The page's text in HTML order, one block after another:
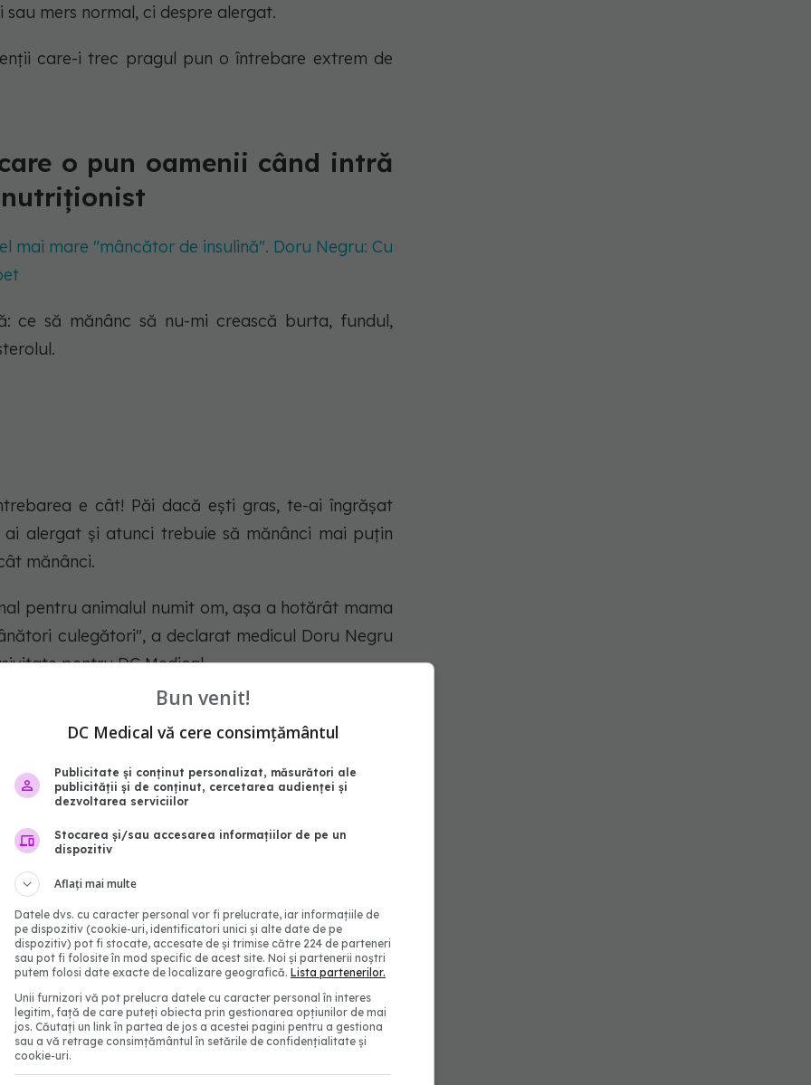
mers normal, ci despre alergat.
care-i trec pragul pun o întrebare extrem de
o pun oamenii când intră
mai mare "mâncător de insulină". Doru Negru: Cu
ce să mănânc să nu-mi crească burta, fundul,
e cât! Păi dacă ești gras, te-ai îngrășat
alergat și atunci trebuie să mănânci mai puțin
mănânci.
pentru animalul numit om, așa a hotărât mama
culegători", a declarat medicul Doru Negru
pentru DC Medical.
facem pe zi
Doru Negru, pentru DC Medical.
sau putem compensa cu altfel de mișcare,
orice formă, dar noi am fost făcuți să mergem,
Bun venit!
DC Medical vă cere consimțământul
Publicitate și conținut personalizat, măsurători ale
publicității și de conținut, cercetarea audienței și
dezvoltarea serviciilor
Stocarea și/sau accesarea informațiilor de pe un
dispozitiv
Aflați mai multe
Datele dvs. cu caracter personal vor fi prelucrate, iar informațiile de
pe dispozitiv (cookie-uri, identificatori unici și alte date de pe
dispozitiv) pot fi stocate, accesate de și trimise către 224 de parteneri
sau pot fi folosite în mod specific de acest site. Noi și partenerii noștri
putem folosi date exacte de localizare geografică. Lista partenerilor.
Unii furnizori vă pot prelucra datele cu caracter personal în interes
legitim, față de care puteți obiecta prin gestionarea opțiunilor de mai
jos. Căutați un link în partea de jos a acestei pagini pentru a gestiona
sau a vă retrage consimțământul în setările de confidențialitate și
cookie-uri.